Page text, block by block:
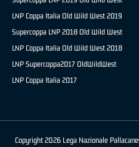
LNP Coppa Italia Old Wild West 2019
Supercoppa LNP 2018 Old Wild West
LNP Coppa Italia Old Wild West 2018
LNP Supercoppa2017 OldWildWest
LNP Coppa Italia 2017
Copyright 2026 Lega Nazionale